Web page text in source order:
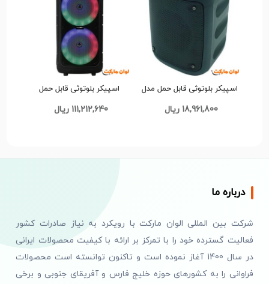
اسپیکر بلوتوثی قابل حمل مدل
AB9587
18,961,800 ریال
اسپیکر بلوتوثی قابل حمل
111,212,640 ریال
درباره ما
شرکت بین المللی الوان مارکت با رویکرد به نیاز صادرات کشور
فعالیت گسترده خود را با تمرکز بر ارائه با کیفیت محصولات ایرانی
در سال 1400 آغاز نموده است و تاکنون توانسته است محصولات
فراوانی را به کشورهای حوزه خلیج فارس و آفریقای جنوبی و برخی